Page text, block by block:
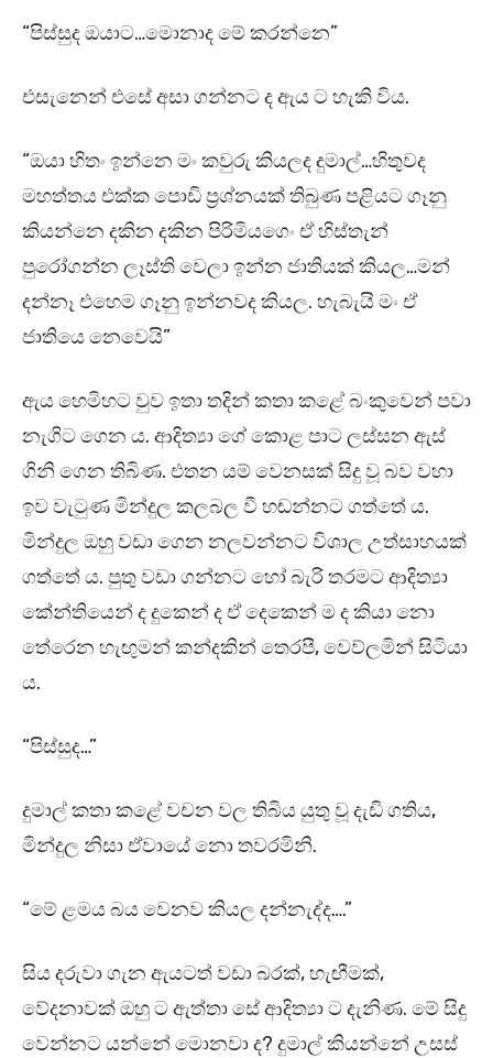
“පිස්සුද ඔයාට…මොනාද මේ කරන්නෙ”
එසැනෙන් එසේ අසා ගන්නට ද ඇය ට හැකි විය.
“ඔයා හිතං ඉන්නෙ මං කවුරු කියලද දුමාල්…හිතුවද
මහත්තය එක්ක පොඩි ප්‍රශ්නයක් තිබුණ පළියට ගෑනු
කියන්නෙ දකින දකින පිරිමියගෙං ඒ හිස්තැන්
පුරෝගන්න ලෑස්ති වෙලා ඉන්න ජාතියක් කියල…මන්
දන්නෑ එහෙම ගෑනු ඉන්නවද කියල. හැබැයි මං ඒ
ජාතියෙ නෙවෙයි”
ඇය හෙමිහට වුව ඉතා තදින් කතා කළේ බංකුවෙන් පවා
නැගිට ගෙන ය. ආදිත්‍යා ගේ කොළ පාට ලස්සන ඇස්
ගිනි ගෙන තිබිණ. එතන යම් වෙනසක් සිදු වූ බව වහා
ඉව වැටුණ මින්දුල කලබල වී හඬන්නට ගත්තේ ය.
මින්දුල ඔහු වඩා ගෙන නලවන්නට විශාල උත්සාහයක්
ගත්තේ ය. පුතු වඩා ගන්නට හෝ බැරි තරමට ආදිත්‍යා
කේන්තියෙන් ද දුකෙන් ද ඒ දෙකෙන් ම ද කියා නො
තේරෙන හැඟුමන් කන්දකින් තෙරපී, වෙව්ලමින් සිටියා
ය.
“පිස්සුද…”
දුමාල් කතා කළේ වචන වල තිබිය යුතු වූ දැඩි ගතිය,
මින්දුල නිසා ඒවායේ නො තවරමිනි.
“මේ ළමය බය වෙනව කියල දන්නැද්ද….”
සිය දරුවා ගැන ඇයටත් වඩා බරක්, හැඟීමක්,
වේදනාවක් ඔහු ට ඇත්තා සේ ආදිත්‍යා ට දැනිණ. මේ සිදු
වෙන්නට යන්නේ මොනවා ද? දුමාල් කියන්නේ උසස්